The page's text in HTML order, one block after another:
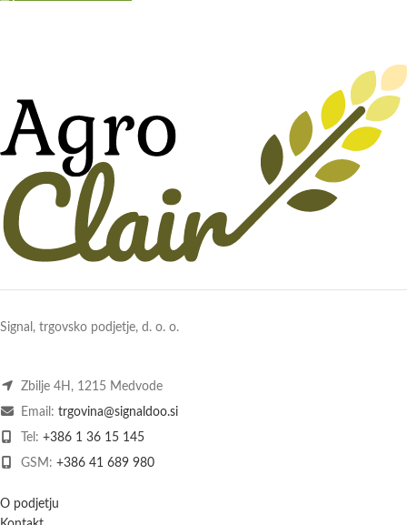
Signal, trgovsko podjetje, d. o. o.
Zbilje 4H, 1215 Medvode
Email: trgovina@signaldoo.si
Tel: +386 1 36 15 145
GSM: +386 41 689 980
O podjetju